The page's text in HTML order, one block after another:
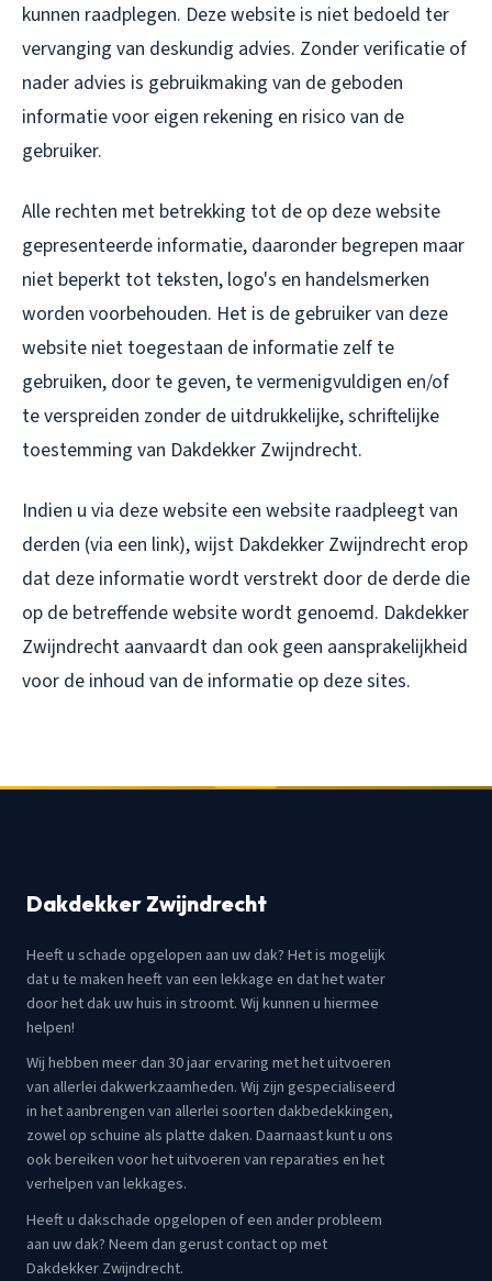
kunnen raadplegen. Deze website is niet bedoeld ter
vervanging van deskundig advies. Zonder verificatie of
nader advies is gebruikmaking van de geboden
informatie voor eigen rekening en risico van de
gebruiker.
Alle rechten met betrekking tot de op deze website
gepresenteerde informatie, daaronder begrepen maar
niet beperkt tot teksten, logo's en handelsmerken
worden voorbehouden. Het is de gebruiker van deze
website niet toegestaan de informatie zelf te
gebruiken, door te geven, te vermenigvuldigen en/of
te verspreiden zonder de uitdrukkelijke, schriftelijke
toestemming van Dakdekker Zwijndrecht.
Indien u via deze website een website raadpleegt van
derden (via een link), wijst Dakdekker Zwijndrecht erop
dat deze informatie wordt verstrekt door de derde die
op de betreffende website wordt genoemd. Dakdekker
Zwijndrecht aanvaardt dan ook geen aansprakelijkheid
voor de inhoud van de informatie op deze sites.
Dakdekker Zwijndrecht
Heeft u schade opgelopen aan uw dak? Het is mogelijk
dat u te maken heeft van een lekkage en dat het water
door het dak uw huis in stroomt. Wij kunnen u hiermee
helpen!
Wij hebben meer dan 30 jaar ervaring met het uitvoeren
van allerlei dakwerkzaamheden. Wij zijn gespecialiseerd
in het aanbrengen van allerlei soorten dakbedekkingen,
zowel op schuine als platte daken. Daarnaast kunt u ons
ook bereiken voor het uitvoeren van reparaties en het
verhelpen van lekkages.
Heeft u dakschade opgelopen of een ander probleem
aan uw dak? Neem dan gerust contact op met
Dakdekker Zwijndrecht.